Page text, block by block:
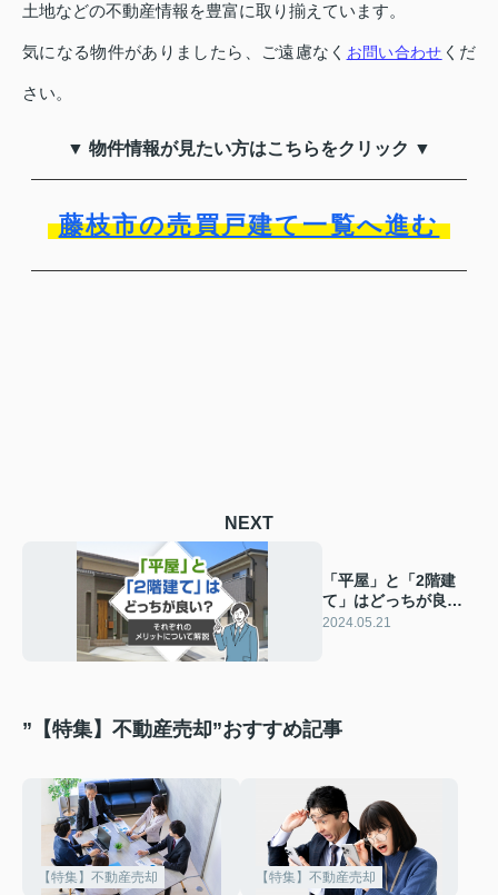
土地などの不動産情報を豊富に取り揃えています。
気になる物件がありましたら、ご遠慮なく お問い合わせ くだ
さい。
▼ 物件情報が見たい方はこちらをクリック ▼
藤枝市の売買戸建て一覧へ進む
NEXT
「平屋」と「2階建
て」はどっちが良
い？それぞれのメリ
2024.05.21
”【特集】不動産売却”おすすめ記事
【特集】不動産売却 【特集】不動産売却